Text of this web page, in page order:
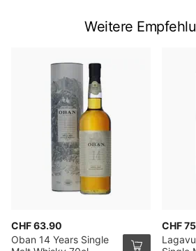
Weitere
CHF 63.90
Oban 14 Years Single
CHF